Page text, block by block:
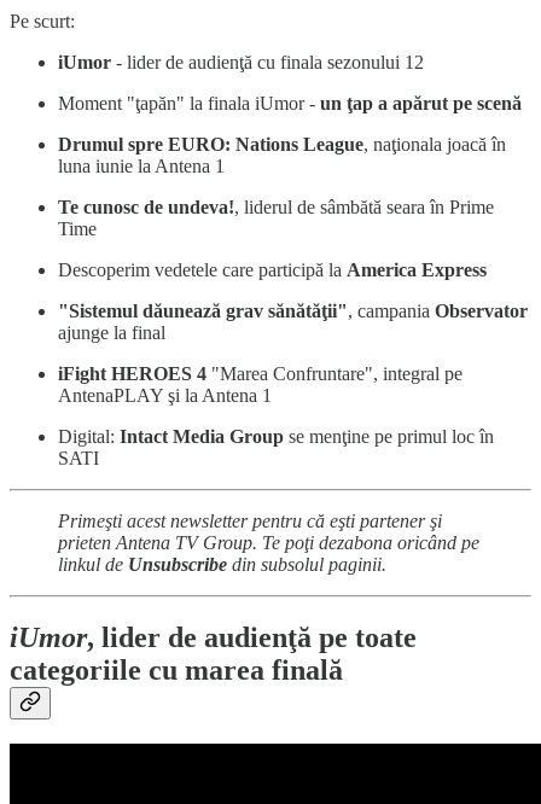
Pe scurt:
iUmor - lider de audienţă cu finala sezonului 12
Moment "ţapăn" la finala iUmor - un ţap a apărut pe scenă
Drumul spre EURO: Nations League, naţionala joacă în
luna iunie la Antena 1
Te cunosc de undeva!, liderul de sâmbătă seara în Prime
Time
Descoperim vedetele care participă la America Express
"Sistemul dăunează grav sănătăţii", campania Observator
ajunge la final
iFight HEROES 4 "Marea Confruntare", integral pe
AntenaPLAY şi la Antena 1
Digital: Intact Media Group se menţine pe primul loc în
SATI
Primeşti acest newsletter pentru că eşti partener şi
prieten Antena TV Group. Te poţi dezabona oricând pe
linkul de Unsubscribe din subsolul paginii.
iUmor, lider de audienţă pe toate
categoriile cu marea finală